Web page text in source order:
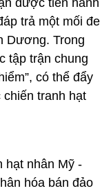
được tiến hành
trả một mối đe
Dương. Trong
tập trận chung
có thể đẩy
tranh hạt
hạt nhân Mỹ -
hóa bán đảo